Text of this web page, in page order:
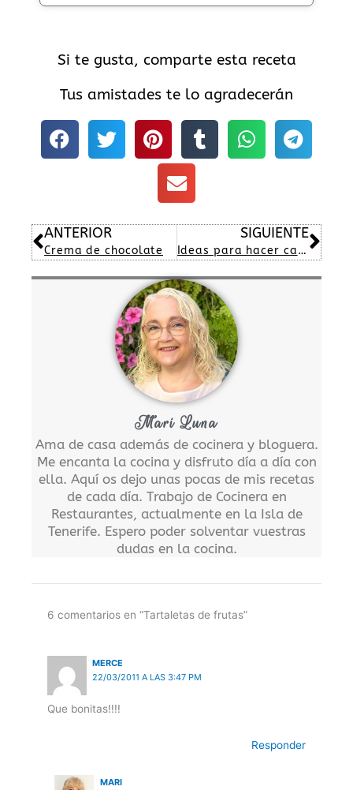
Si te gusta, comparte esta receta
Tus amistades te lo agradecerán
Ant
ANTERIOR
Crema de chocolate
SIGUIENTE
Ideas para hacer canapés
Mari Luna
Ama de casa además de cocinera y bloguera.
Me encanta la cocina y disfruto día a día con
ella. Aquí os dejo unas pocas de mis recetas
de cada día. Trabajo de Cocinera en
Restaurantes, actualmente en la Isla de
Tenerife. Espero poder solventar vuestras
dudas en la cocina.
6 comentarios en “Tartaletas de frutas”
MERCE
22/03/2011 A LAS 3:47 PM
Que bonitas!!!!
Responder
MARI